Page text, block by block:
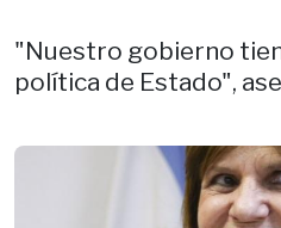
"Nuestro gobierno
política de Estado",